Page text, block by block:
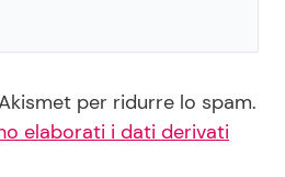
per ridurre lo spam.
elaborati i dati derivati